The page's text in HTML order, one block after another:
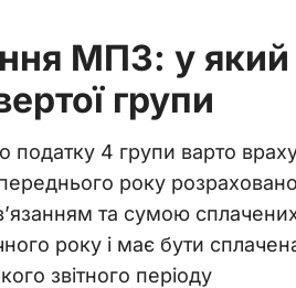
МПЗ: у
групи
4 групи варто
року
та сумою
року і має бути
звітного періоду